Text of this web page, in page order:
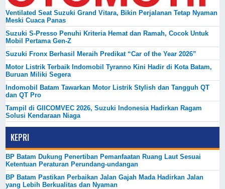
Ventilated Seat Suzuki Grand Vitara, Bikin Perjalanan Tetap Nyaman
Meski Cuaca Panas
Suzuki S-Presso Penuhi Kriteria Hemat dan Ramah, Cocok Untuk
Mobil Pertama Gen-Z
Suzuki Fronx Berhasil Meraih Predikat “Car of the Year 2026”
Motor Listrik Terbaik Indomobil Tyranno Kini Hadir di Kota Batam,
Buruan Miliki Segera
Indomobil Batam Tawarkan Motor Listrik Stylish dan Tangguh QT
dan QT Pro
Tampil di GIICOMVEC 2026, Suzuki Indonesia Hadirkan Ragam
Solusi Kendaraan Niaga
KEPRI
BP Batam Dukung Penertiban Pemanfaatan Ruang Laut Sesuai
Ketentuan Peraturan Perundang-undangan
BP Batam Pastikan Perbaikan Jalan Gajah Mada Hadirkan Jalan
yang Lebih Berkualitas dan Nyaman